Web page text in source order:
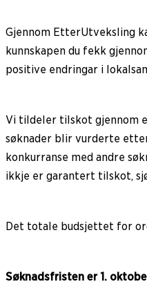
Gjennom EtterUtveksling
kunnskapen du fekk
positive endringar i
Vi tildeler tilskot gjennom
søknader blir vurderte
konkurranse med andre
ikkje er garantert tilskot,
Det totale budsjettet for
Søknadsfristen er 1.